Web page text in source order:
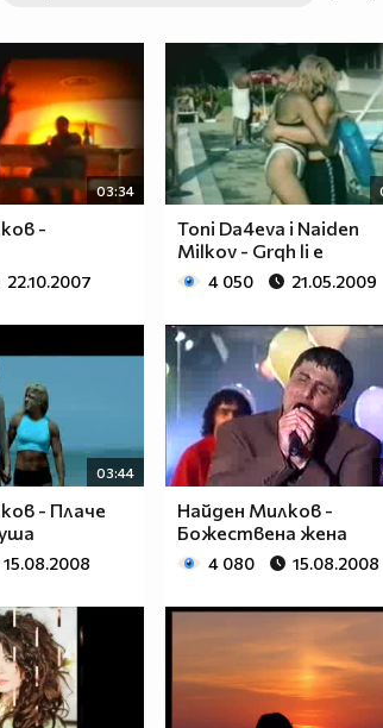
03:34
-
22.10.2007
Toni Da4eva i Naiden
Milkov - Grqh li e
4 050 21.05.2009
03:44
- Плаче
15.08.2008
Найден Милков -
Божествена жена
4 080 15.08.2008